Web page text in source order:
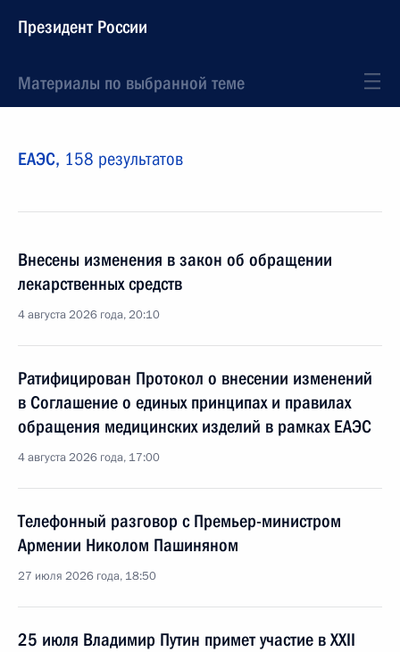
Президент России
Материалы по выбранной теме
ЕАЭС, 158 результатов
Внесены изменения в закон об обращении
лекарственных средств
4 августа 2026 года, 20:10
Ратифицирован Протокол о внесении изменений
в Соглашение о единых принципах и правилах
обращения медицинских изделий в рамках ЕАЭС
4 августа 2026 года, 17:00
Телефонный разговор с Премьер-министром
Армении Николом Пашиняном
27 июля 2026 года, 18:50
25 июля Владимир Путин примет участие в XXII